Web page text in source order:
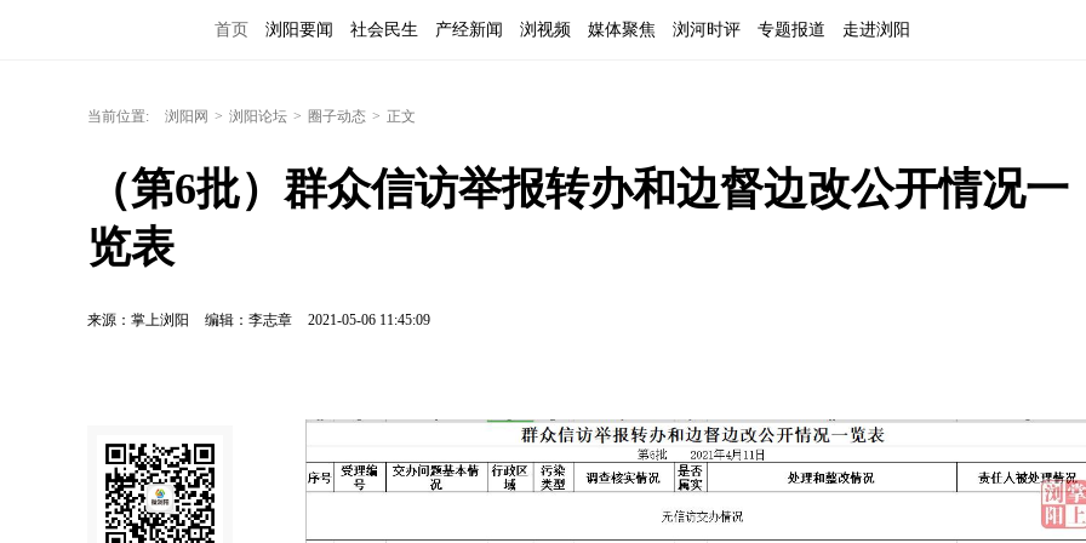
首页 浏阳要闻 社会民生 产经新闻 浏视频 媒体聚焦 浏河时评 专题报道 走进浏阳
当前位置: 浏阳网 > 浏阳论坛 > 圈子动态 > 正文
（第6批）群众信访举报转办和边督边改公开情况一
览表
来源：掌上浏阳 编辑：李志章 2021-05-06 11:45:09